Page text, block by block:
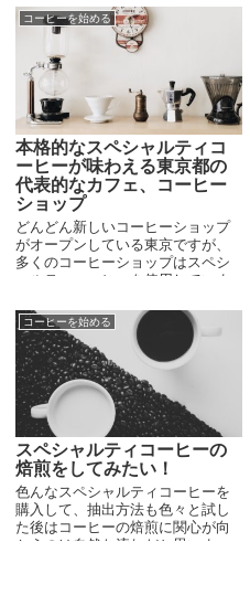
きにも浸透した感のあるカッピン
グ。個人的にはカッピングはプロ
の仕事で、ただのコーヒー好きに
は必要ないと思っていますが、知
っていて当たり前みたいな基本事
項のようになっているのでやり方
を紹介します(最近は全然やってい
ません)
コーヒーを始める
本格的なスペシャルティコ
ーヒーが味わえる東京都の
代表的なカフェ、コーヒー
ショップ
どんどん新しいコーヒーショップ
がオープンしている東京ですが、
多くのコーヒーショップはスペシ
ャルティコーヒーを使用していま
ているように思います。スペシャ
ルティコーヒーの中にもグレード
はありますが、下のクラスのもの
でもある一定の条件は満たしてい
るわけで、正しく焙煎すれば、間
違いなく美味しいコーヒーになり
ます。
コーヒーを始める
スペシャルティコーヒーの
焙煎をしてみたい！
色んなスペシャルティコーヒーを
購入して、抽出方法も色々と試し
た後はコーヒーの焙煎に関心が向
かうのは自然な流れだと思いま